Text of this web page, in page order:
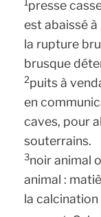
presse
est abaissé à
la rupture
brusque
2puits à
en
caves, pour
souterrains.
3noir animal
animal :
la calcination